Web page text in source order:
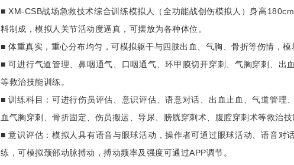
■ XM-CSB战场急救技术综合训练模拟人（全功能战创伤模拟人）身高
料制成，模拟人关节活动度逼真，可摆放为各种体位。
■ 体重真实，重心分布均匀，可模拟躯干与四肢出血、气胸、骨折等伤情，模
■ 可进行气道管理、鼻咽通气、口咽通气、环甲膜切开穿刺、气胸穿刺、出
等救治技能训练。
■ 训练科目：可进行伤员评估、意识评估、语意对话、出血止血、气道管理
血气胸穿刺、骨折固定、伤员搬运、导尿、膀胱穿刺术、腹腔穿刺术等救治技
■ 意识评估：模拟人具有语音与眼球活动，操作者可通过眼球活动、语音对
练，可模拟颈部动脉搏动，搏动频率及强度可通过APP调节。